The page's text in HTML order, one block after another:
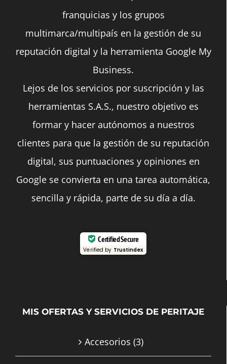
franquicias y los grupos
multimarca/multipaís en la gestión de su
reputación digital y la herramienta Google My
Business.
Lejos de los servicios por suscripción y las
herramientas S.A.S., nuestro objetivo es
formar y hacer autónomos a nuestros
clientes para que la gestión de su reputación
digital, sus puntuaciones y opiniones en
Google se convierta en una tarea automática,
sencilla y rápida, parte de su día a día.
Certified Secure
Verified by Trustindex
MIS OFERTAS Y SERVICIOS DE PERITAJE
Accesorios (3)